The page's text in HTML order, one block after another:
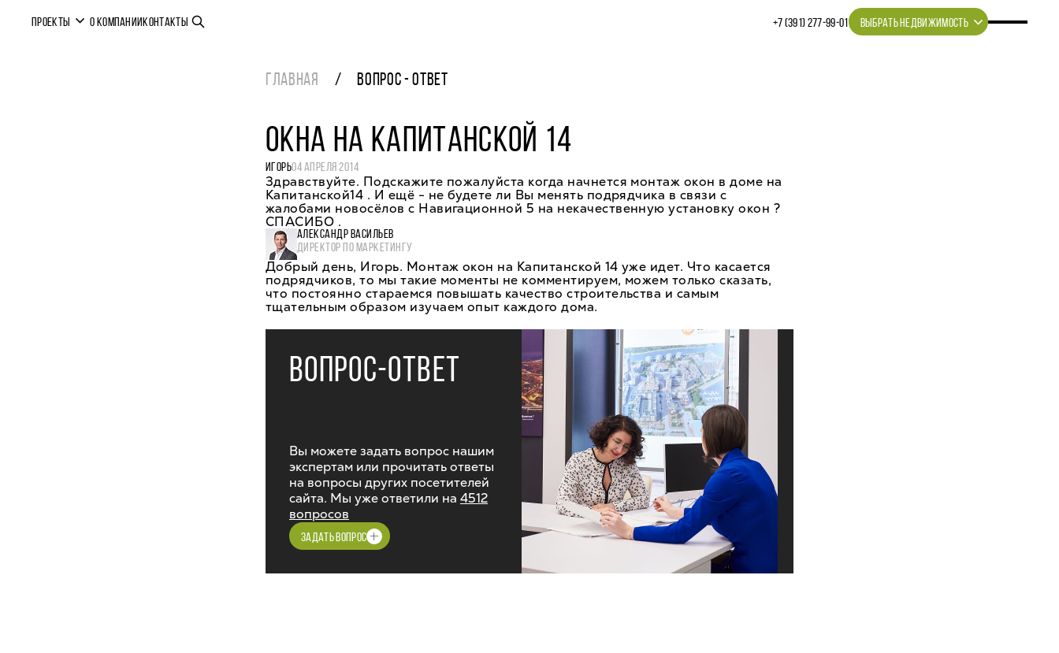
ПРОЕКТЫ О КОМПАНИИКОНТАКТЫ +7 (391) 277‒99‒01 ВЫБРАТЬ НЕДВИЖИМОСТЬ
ГЛАВНАЯ ВОПРОС - ОТВЕТ
ОКНА НА КАПИТАНСКОЙ 14
ИГОРЬ04 АПРЕЛЯ 2014
Здравствуйте. Подскажите пожалуйста когда начнется монтаж окон в доме на
Капитанской14 . И ещё - не будете ли Вы менять подрядчика в связи с
жалобами новосёлов с Навигационной 5 на некачественную установку окон ?
СПАСИБО .
АЛЕКСАНДР ВАСИЛЬЕВ
ДИРЕКТОР ПО МАРКЕТИНГУ
Добрый день, Игорь. Монтаж окон на Капитанской 14 уже идет. Что касается
подрядчиков, то мы такие моменты не комментируем, можем только сказать,
что постоянно стараемся повышать качество строительства и самым
тщательным образом изучаем опыт каждого дома.
ВОПРОС-ОТВЕТ
Вы можете задать вопрос нашим
экспертам или прочитать ответы
на вопросы других посетителей
сайта. Мы уже ответили на 4512
вопросов
ЗАДАТЬ ВОПРОС